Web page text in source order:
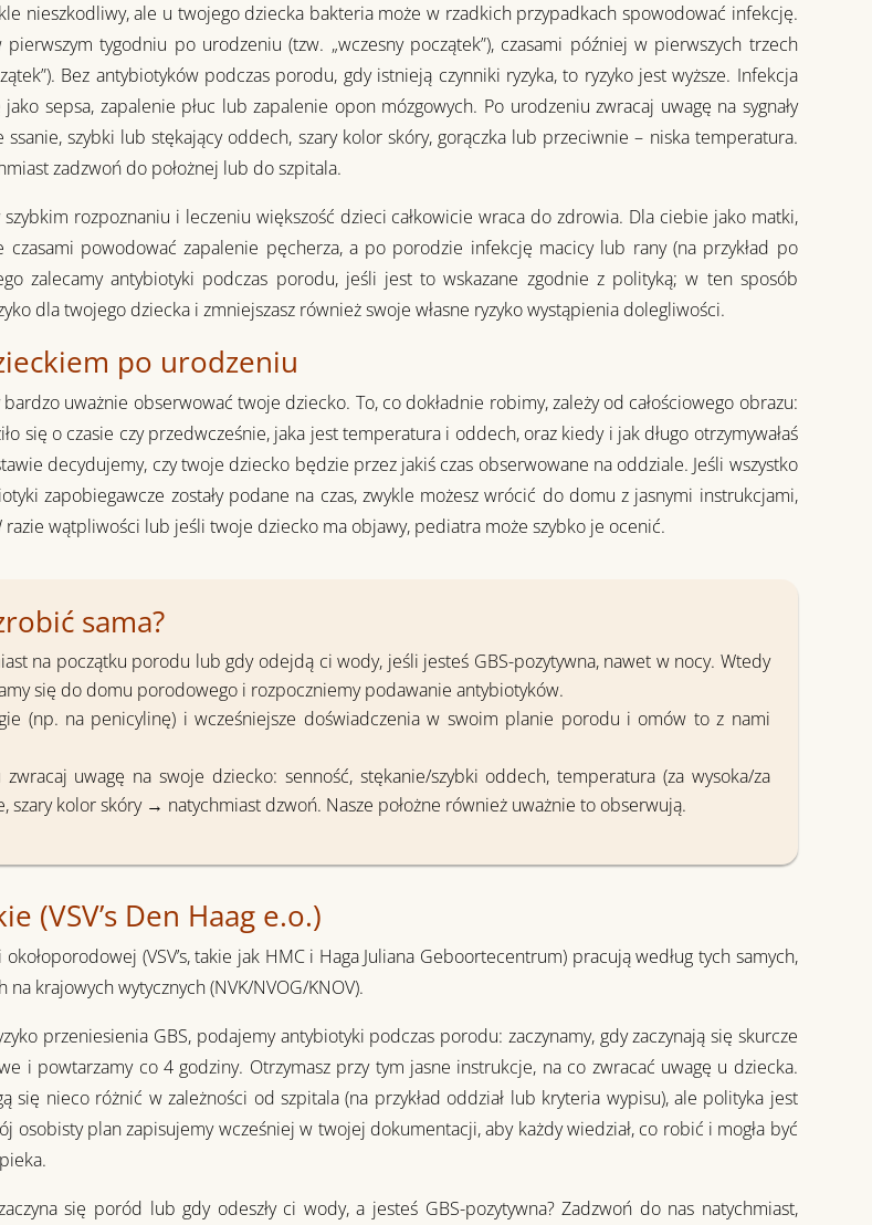
nieszkodliwy, ale u twojego dziecka bakteria może w rzadkich przypadkach spowodować infekcję.
tygodniu po urodzeniu (tzw. „wczesny początek”), czasami później w pierwszych trzech
Bez antybiotyków podczas porodu, gdy istnieją czynniki ryzyka, to ryzyko jest wyższe. Infekcja
sepsa, zapalenie płuc lub zapalenie opon mózgowych. Po urodzeniu zwracaj uwagę na sygnały
ssanie, szybki lub stękający oddech, szary kolor skóry, gorączka lub przeciwnie – niska temperatura.
zadzwoń do położnej lub do szpitala.
rozpoznaniu i leczeniu większość dzieci całkowicie wraca do zdrowia. Dla ciebie jako matki,
czasami powodować zapalenie pęcherza, a po porodzie infekcję macicy lub rany (na przykład po
zalecamy antybiotyki podczas porodu, jeśli jest to wskazane zgodnie z polityką; w ten sposób
dla twojego dziecka i zmniejszasz również swoje własne ryzyko wystąpienia dolegliwości.
po urodzeniu
uważnie obserwować twoje dziecko. To, co dokładnie robimy, zależy od całościowego obrazu:
się o czasie czy przedwcześnie, jaka jest temperatura i oddech, oraz kiedy i jak długo otrzymywałaś
decydujemy, czy twoje dziecko będzie przez jakiś czas obserwowane na oddziale. Jeśli wszystko
zapobiegawcze zostały podane na czas, zwykle możesz wrócić do domu z jasnymi instrukcjami,
razie wątpliwości lub jeśli twoje dziecko ma objawy, pediatra może szybko je ocenić.
sama?
na początku porodu lub gdy odejdą ci wody, jeśli jesteś GBS-pozytywna, nawet w nocy. Wtedy
się do domu porodowego i rozpoczniemy podawanie antybiotyków.
(np. na penicylinę) i wcześniejsze doświadczenia w swoim planie porodu i omów to z nami
zwracaj uwagę na swoje dziecko: senność, stękanie/szybki oddech, temperatura (za wysoka/za
szary kolor skóry → natychmiast dzwoń. Nasze położne również uważnie to obserwują.
(VSV’s Den Haag e.o.)
(VSV’s, takie jak HMC i Haga Juliana Geboortecentrum) pracują według tych samych,
na krajowych wytycznych (NVK/NVOG/KNOV).
przeniesienia GBS, podajemy antybiotyki podczas porodu: zaczynamy, gdy zaczynają się skurcze
i powtarzamy co 4 godziny. Otrzymasz przy tym jasne instrukcje, na co zwracać uwagę u dziecka.
się nieco różnić w zależności od szpitala (na przykład oddział lub kryteria wypisu), ale polityka jest
osobisty plan zapisujemy wcześniej w twojej dokumentacji, aby każdy wiedział, co robić i mogła być
się poród lub gdy odeszły ci wody, a jesteś GBS-pozytywna? Zadzwoń do nas natychmiast,